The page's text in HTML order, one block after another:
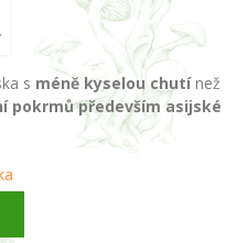
s méně kyselou chutínež
pokrmů především asijské